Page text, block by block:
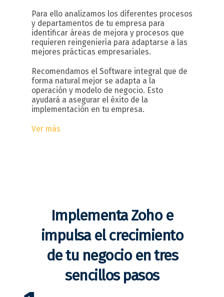
Para ello analizamos los diferentes procesos
y departamentos de tu empresa para
identificar áreas de mejora y procesos que
requieren reingeniería para adaptarse a las
mejores prácticas empresariales.
Recomendamos el Software integral que de
forma natural mejor se adapta a la
operación y modelo de negocio. Esto
ayudará a asegurar el éxito de la
implementación en tu empresa.
Ver más
Implementa Zoho e
impulsa el crecimiento
de tu negocio en tres
sencillos pasos